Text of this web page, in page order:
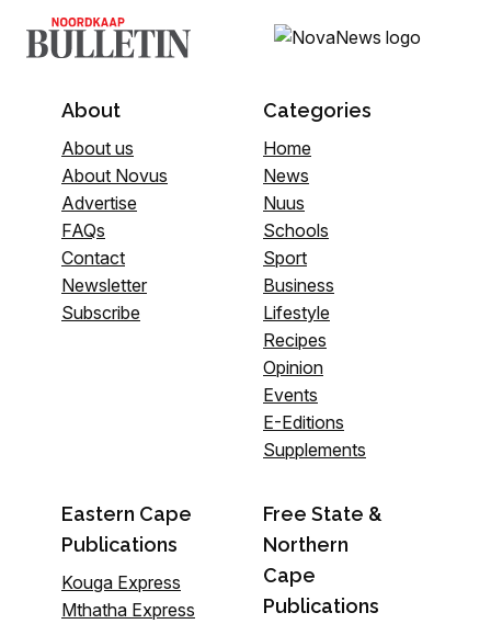
About
About us
About Novus
Advertise
FAQs
Contact
Newsletter
Subscribe
Categories
Home
News
Nuus
Schools
Sport
Business
Lifestyle
Recipes
Opinion
Events
E-Editions
Supplements
Eastern Cape
Publications
Kouga Express
Mthatha Express
Free State &
Northern
Cape
Publications